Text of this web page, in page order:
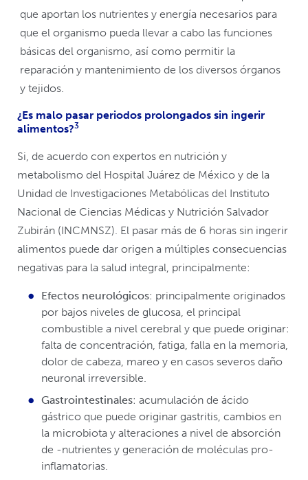
que aportan los nutrientes y energía necesarios para
que el organismo pueda llevar a cabo las funciones
básicas del organismo, así como permitir la
reparación y mantenimiento de los diversos órganos
y tejidos.
¿Es malo pasar periodos prolongados sin ingerir
alimentos?3
Si, de acuerdo con expertos en nutrición y
metabolismo del Hospital Juárez de México y de la
Unidad de Investigaciones Metabólicas del Instituto
Nacional de Ciencias Médicas y Nutrición Salvador
Zubirán (INCMNSZ). El pasar más de 6 horas sin ingerir
alimentos puede dar origen a múltiples consecuencias
negativas para la salud integral, principalmente:
Efectos neurológicos: principalmente originados
por bajos niveles de glucosa, el principal
combustible a nivel cerebral y que puede originar:
falta de concentración, fatiga, falla en la memoria,
dolor de cabeza, mareo y en casos severos daño
neuronal irreversible.
Gastrointestinales: acumulación de ácido
gástrico que puede originar gastritis, cambios en
la microbiota y alteraciones a nivel de absorción
de -nutrientes y generación de moléculas pro-
inflamatorias.